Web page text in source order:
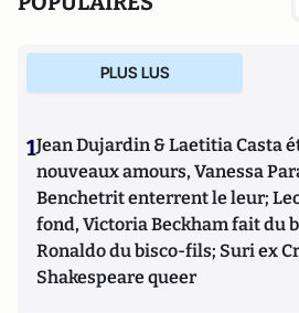
PLUS LUS
1Jean Dujardin & Laetitia Casta
nouveaux amours, Vanessa
Benchetrit enterrent le leur;
fond, Victoria Beckham fait du
Ronaldo du bisco-fils; Suri ex
Shakespeare queer